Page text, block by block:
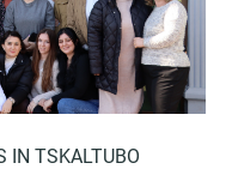
IN TSKALTUBO